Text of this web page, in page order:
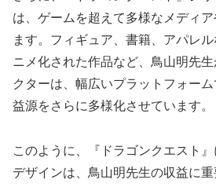
は、ゲームを超えて多様なメディ
ます。フィギュア、書籍、アパレ
ニメ化された作品など、鳥山明先
クターは、幅広いプラットフォー
益源をさらに多様化させています。
このように、『ドラゴンクエスト
デザインは、鳥山明先生の収益に